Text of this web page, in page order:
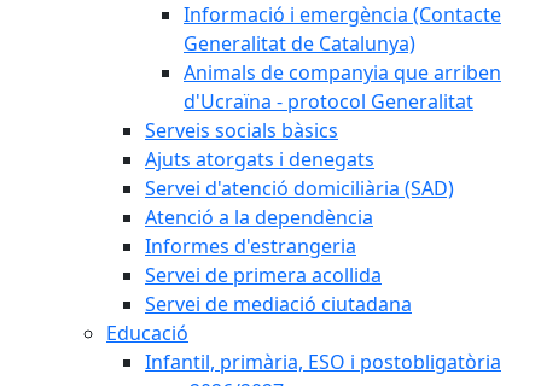
Informació i emergència (Contacte
Generalitat de Catalunya)
Animals de companyia que arriben
d'Ucraïna - protocol Generalitat
Serveis socials bàsics
Ajuts atorgats i denegats
Servei d'atenció domiciliària (SAD)
Atenció a la dependència
Informes d'estrangeria
Servei de primera acollida
Servei de mediació ciutadana
Educació
Infantil, primària, ESO i postobligatòria